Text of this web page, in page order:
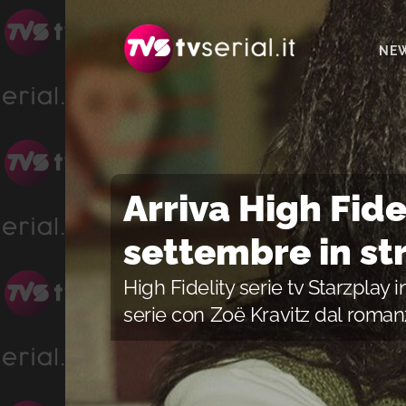
navigazione
contenuto
Arriva High
settembre in
High Fidelity serie tv Starzplay
serie con Zoë Kravitz dal